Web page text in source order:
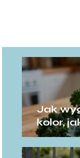
Jak
kolor,